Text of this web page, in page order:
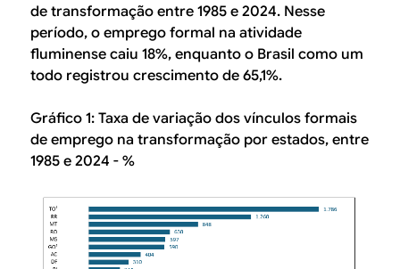
de transformação entre 1985 e 2024. Nesse
período, o emprego formal na atividade
fluminense caiu 18%, enquanto o Brasil como um
todo registrou crescimento de 65,1%.
Gráfico 1: Taxa de variação dos vínculos formais
de emprego na transformação por estados, entre
1985 e 2024 - %